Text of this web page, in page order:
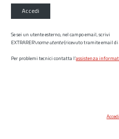
Accedi
Se sei un utente esterno, nel campo email, scrivi
EXTRARER\nome utente(ricevuto tramite email
Per problemi tecnici contatta l’assistenza
Accedi